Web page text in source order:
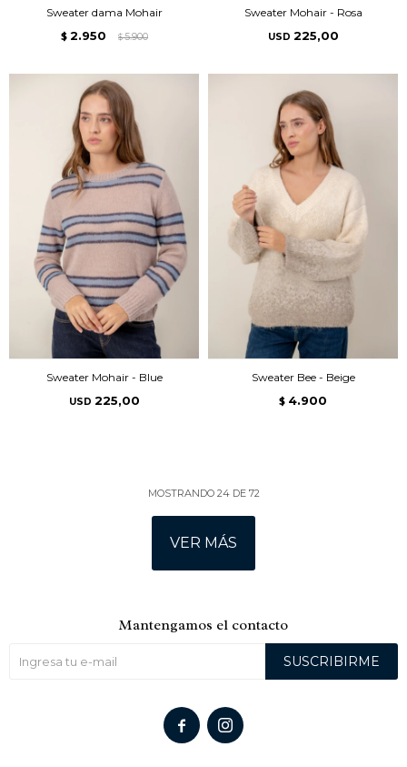
Sweater dama Mohair
$ 2.950 $ 5.900
Sweater Mohair - Rosa
USD 225,00
Sweater Mohair - Blue
USD 225,00
Sweater Bee - Beige
$ 4.900
MOSTRANDO 24DE 72
VER MÁS
Mantengamos el contacto
SUSCRIBIRME
 